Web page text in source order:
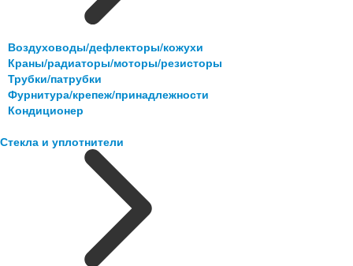
Воздуховоды/дефлекторы/кожухи
Краны/радиаторы/моторы/резисторы
Трубки/патрубки
Фурнитура/крепеж/принадлежности
Кондиционер
Стекла и уплотнители